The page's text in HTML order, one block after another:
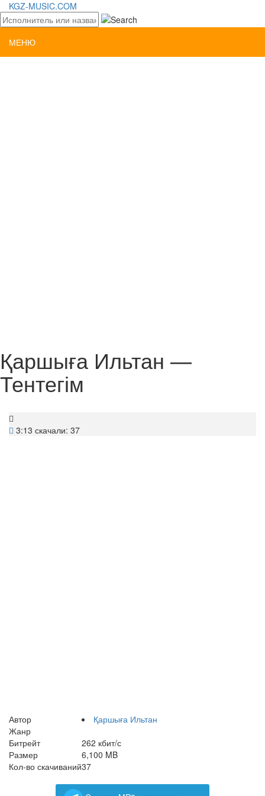
KGZ-MUSIC.COM
МЕНЮ
Қаршыға Ильтан —
Тентегім
3:13 скачали: 37
Автор
Қаршыға Ильтан
Жанр
Битрейт
262 кбит/с
Размер
6,100 MB
Кол-во скачиваний37